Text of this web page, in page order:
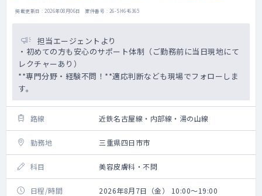
掲載更新日 : 2026年08月06日 案件番号 : 26-SH646365
担当エージェントより
・初めての方も安心のサポート体制（ご勤務前に当日現地にて
レクチャーあり）
**専門分野・経験不問！**適応判断なども現場でフォローしま
す。
路線 近鉄名古屋線・内部線・湯の山線
勤務地 三重県四日市市
科目 美容皮膚科・不問
日程/時間 2026年8月7日（金） 10:00～19:00